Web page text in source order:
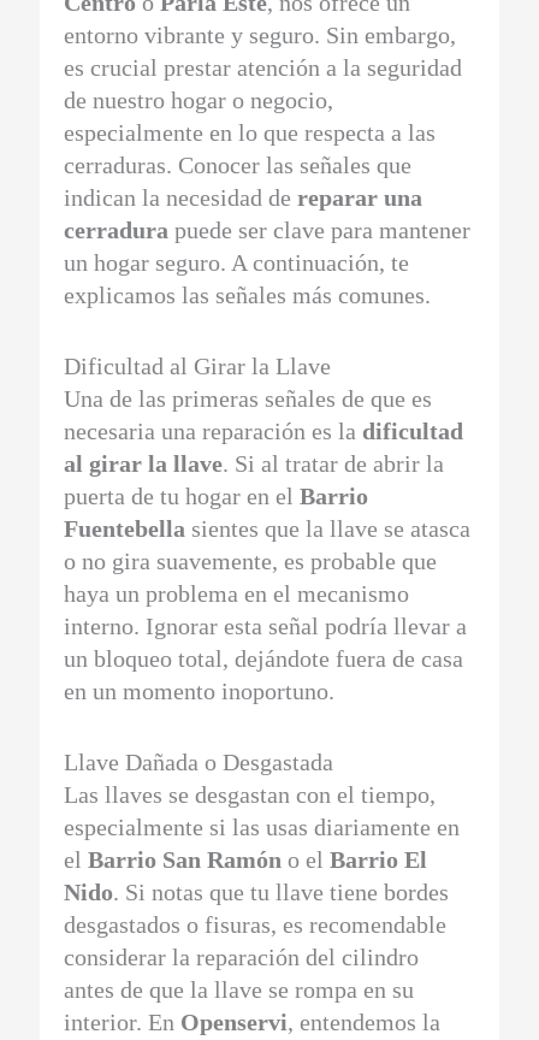
entorno vibrante y seguro. Sin embargo,
es crucial prestar atención a la seguridad
de nuestro hogar o negocio,
especialmente en lo que respecta a las
cerraduras. Conocer las señales que
indican la necesidad dereparar una
cerradura puede ser clave para mantener
un hogar seguro. A continuación, te
explicamos las señales más comunes.
Dificultad al Girar la Llave
Una de las primeras señales de que es
necesaria una reparación es la dificultad
al girar la llave. Si al tratar de abrir la
puerta de tu hogar en elBarrio
Fuentebella sientes que la llave se atasca
o no gira suavemente, es probable que
haya un problema en el mecanismo
interno. Ignorar esta señal podría llevar a
un bloqueo total, dejándote fuera de casa
en un momento inoportuno.
Llave Dañada o Desgastada
Las llaves se desgastan con el tiempo,
especialmente si las usas diariamente en
elBarrio San Ramón o elBarrio El
Nido. Si notas que tu llave tiene bordes
desgastados o fisuras, es recomendable
considerar la reparación del cilindro
antes de que la llave se rompa en su
interior. En Openservi, entendemos la